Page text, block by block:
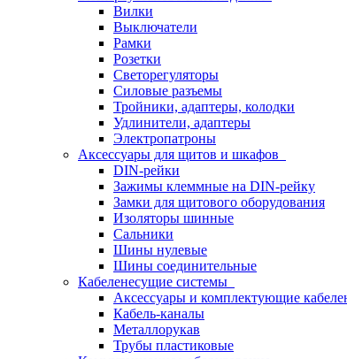
Вилки
Выключатели
Рамки
Розетки
Светорегуляторы
Силовые разъемы
Тройники, адаптеры, колодки
Удлинители, адаптеры
Электропатроны
Аксессуары для щитов и шкафов
DIN-рейки
Зажимы клеммные на DIN-рейку
Замки для щитового оборудования
Изоляторы шинные
Сальники
Шины нулевые
Шины соединительные
Кабеленесущие системы
Аксессуары и комплектующие
Кабель-каналы
Металлорукав
Трубы пластиковые